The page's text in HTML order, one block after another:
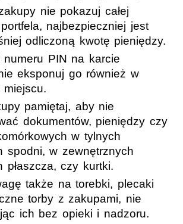
nie pokazuj całej
najbezpieczniej jest
odliczoną kwotę pieniędzy.
numeru PIN na karcie
eksponuj go również w
pamiętaj, aby nie
dokumentów, pieniędzy czy
w tylnych
spodni, w zewnętrznych
płaszcza, czy kurtki.
także na torebki, plecaki
torby z zakupami, nie
ich bez opieki i nadzoru.